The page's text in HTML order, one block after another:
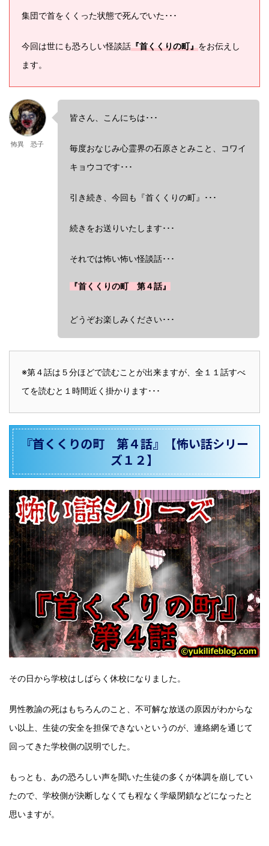
集団で首をくくった状態で死んでいた･･･
今回は世にも恐ろしい怪談話『首くくりの町』をお伝えし
ます。
怖異 恐子
皆さん、こんにちは･･･
毎度おなじみ心霊界の石原さとみこと、コワイ
キョウコです･･･
引き続き、今回も『首くくりの町』･･･
続きをお送りいたします･･･
それでは怖い怖い怪談話･･･
『首くくりの町 第４話』
どうぞお楽しみください･･･
※第４話は５分ほどで読むことが出来ますが、全１１話すべ
てを読むと１時間近く掛かります･･･
『首くくりの町 第４話』【怖い話シリー
ズ１２】
その日から学校はしばらく休校になりました。
男性教諭の死はもちろんのこと、不可解な放送の原因がわからな
い以上、生徒の安全を担保できないというのが、連絡網を通じて
回ってきた学校側の説明でした。
もっとも、あの恐ろしい声を聞いた生徒の多くが体調を崩してい
たので、学校側が決断しなくても程なく学級閉鎖などになったと
思いますが。